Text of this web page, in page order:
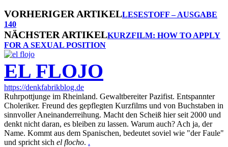
VORHERIGER ARTIKELLESESTOFF – AUSGABE
140
NÄCHSTER ARTIKELKURZFILM: HOW TO APPLY
FOR A SEXUAL POSITION
EL FLOJO
https://denkfabrikblog.de
Ruhrpottjunge im Rheinland. Gewaltbereiter Pazifist. Entspannter
Choleriker. Freund des gepflegten Kurzfilms und von Buchstaben in
sinnvoller Aneinanderreihung. Macht den Scheiß hier seit 2000 und
denkt nicht daran, es bleiben zu lassen. Warum auch? Ach ja, der
Name. Kommt aus dem Spanischen, bedeutet soviel wie "der Faule"
und spricht sich el flocho. .